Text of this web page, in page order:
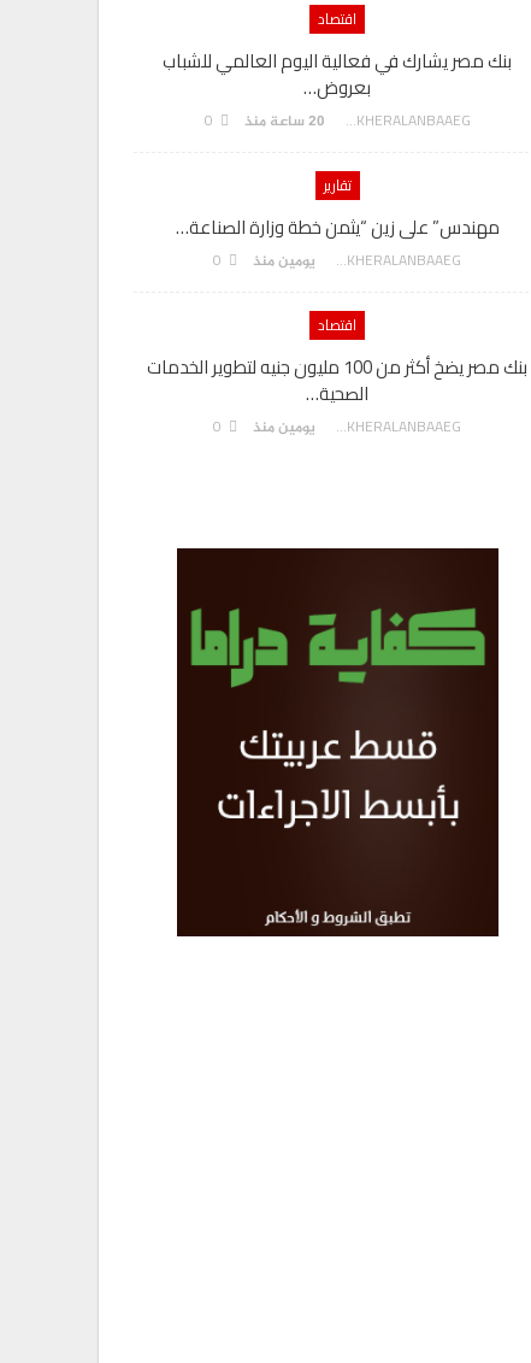
اقتصاد
بنك مصر يشارك في فعالية اليوم العالمي للشباب
بعروض…
AKHERALANBAAEG 20 ساعة منذ
تقارير
مهندس” على زين “يثمن خطة وزارة الصناعة…
AKHERALANBAAEG يومين منذ
اقتصاد
بنك مصر يضخ أكثر من 100 مليون جنيه لتطوير الخدمات
الصحية…
AKHERALANBAAEG يومين منذ